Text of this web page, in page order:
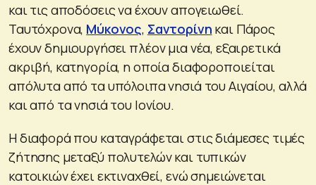
και τις αποδόσεις να έχουν απογειωθεί.
Ταυτόχρονα, Μύκονος, Σαντορίνη και Πάρος
έχουν δημιουργήσει πλέον μια νέα, εξαιρετικά
ακριβή, κατηγορία, η οποία διαφοροποιείται
απόλυτα από τα υπόλοιπα νησιά του Αιγαίου, αλλά
και από τα νησιά του Ιονίου.
Η διαφορά που καταγράφεται στις διάμεσες τιμές
ζήτησης μεταξύ πολυτελών και τυπικών
κατοικιών έχει εκτιναχθεί, ενώ σημειώνεται